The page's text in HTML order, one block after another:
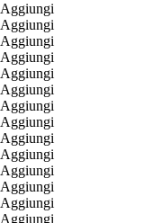
Aggiungi
Aggiungi
Aggiungi
Aggiungi
Aggiungi
Aggiungi
Aggiungi
Aggiungi
Aggiungi
Aggiungi
Aggiungi
Aggiungi
Aggiungi
Aggiungi